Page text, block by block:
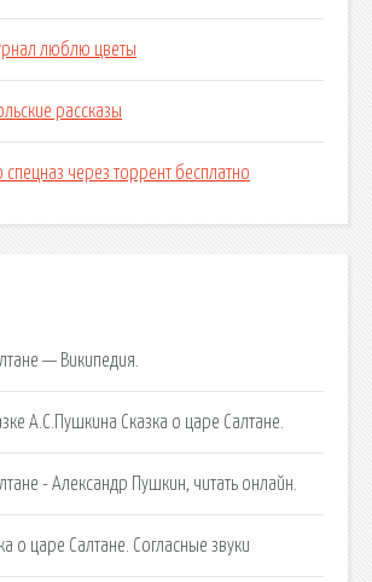
люблю цветы
рассказы
спецназ через торрент бесплатно
— Википедия.
А.С.Пушкина Сказка о царе Салтане.
- Александр Пушкин, читать онлайн.
о царе Салтане. Согласные звуки